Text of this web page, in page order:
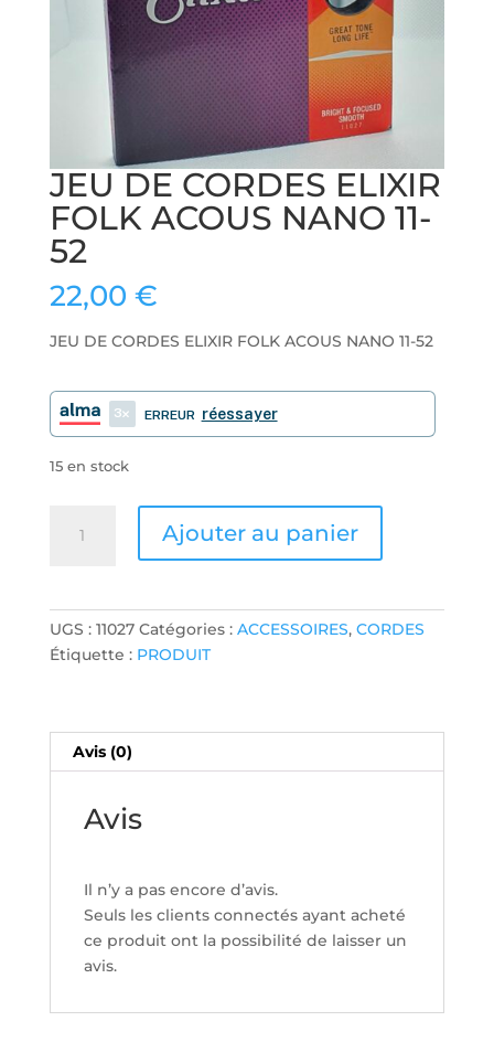
JEU DE CORDES ELIXIR
FOLK ACOUS NANO 11-
52
22,00 €
JEU DE CORDES ELIXIR FOLK ACOUS NANO 11-52
3 ERREUR réessayer
15 en stock
ELIXIR
FOLK
52
Ajouter au panier
UGS : 11027 Catégories : ACCESSOIRES, CORDES
Étiquette : PRODUIT
Avis (0)
Avis
Il n’y a pas encore d’avis.
Seuls les clients connectés ayant acheté
ce produit ont la possibilité de laisser un
avis.